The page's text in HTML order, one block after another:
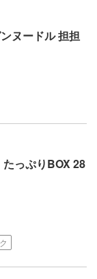
ヌードル 担担
っぷりBOX 28